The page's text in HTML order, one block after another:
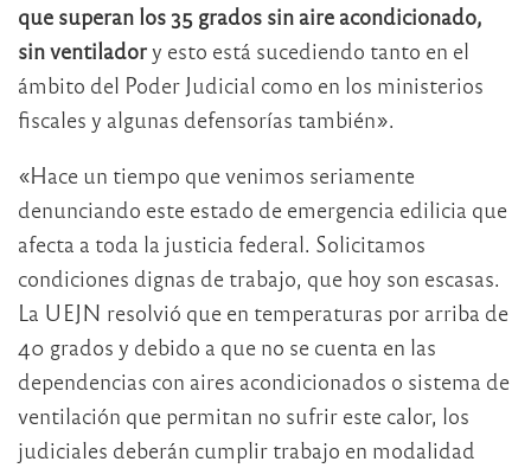
que superan los 35 grados sin aire acondicionado,
sin ventiladory esto está sucediendo tanto en el
ámbito del Poder Judicial como en los ministerios
fiscales y algunas defensorías también».
«Hace un tiempo que venimos seriamente
denunciando este estado de emergencia edilicia que
afecta a toda la justicia federal. Solicitamos
condiciones dignas de trabajo, que hoy son escasas.
La UEJN resolvió que en temperaturas por arriba de
40 grados y debido a que no se cuenta en las
dependencias con aires acondicionados o sistema de
ventilación que permitan no sufrir este calor, los
judiciales deberán cumplir trabajo en modalidad